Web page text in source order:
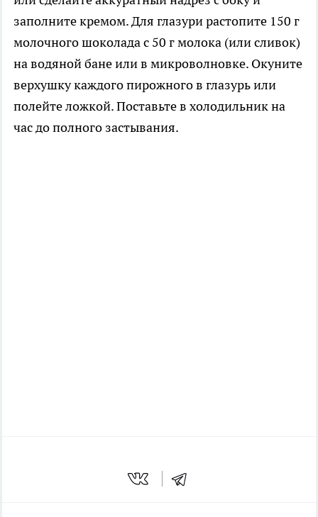
заполните кремом. Для глазури растопите 150 г
молочного шоколада с 50 г молока (или сливок)
на водяной бане или в микроволновке. Окуните
верхушку каждого пирожного в глазурь или
полейте ложкой. Поставьте в холодильник на
час до полного застывания.